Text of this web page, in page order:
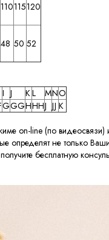
110115120
48 50 52
I J KL MNO
GGGHHHJ JJ K
on-line (по
определят не только
бесплатную
Подпишитесь на
пользовательского